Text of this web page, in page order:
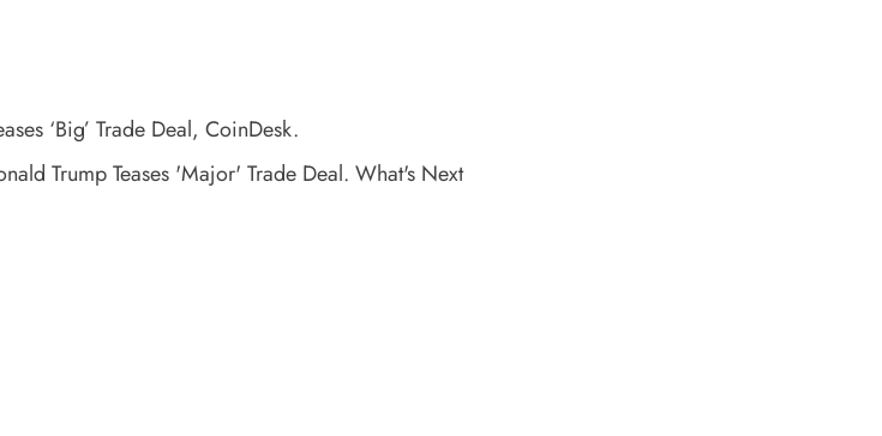
‘Big’ Trade Deal, CoinDesk.
Trump Teases 'Major' Trade Deal. What's Next